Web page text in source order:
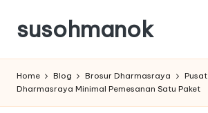
Skip
content
susohmanok
Home Blog Brosur Dharmasraya
Dharmasraya Minimal Pemesanan Satu Paket